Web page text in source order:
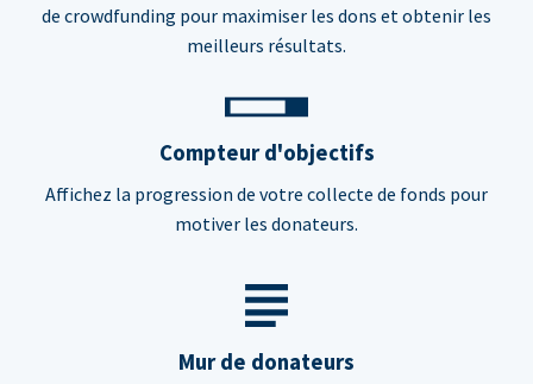
de crowdfunding pour maximiser les dons et obtenir les
meilleurs résultats.
Compteur d'objectifs
Affichez la progression de votre collecte de fonds pour
motiver les donateurs.
Mur de donateurs